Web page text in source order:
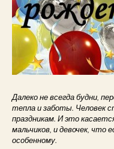
Далеко не всегда будни,
тепла и заботы. Человек
праздникам. И это
мальчиков, и девочек, что
особенному.